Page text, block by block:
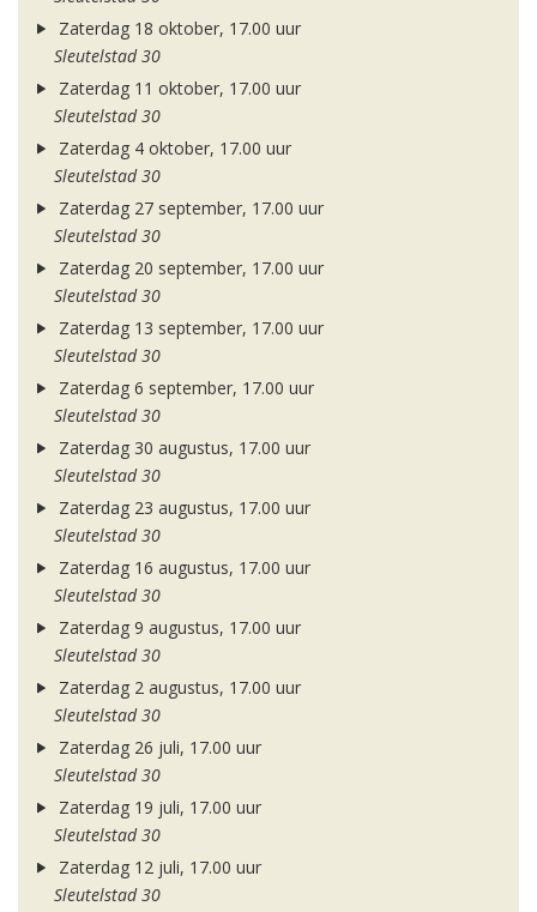
Zaterdag 18 oktober, 17.00 uur
Sleutelstad 30
Zaterdag 11 oktober, 17.00 uur
Sleutelstad 30
Zaterdag 4 oktober, 17.00 uur
Sleutelstad 30
Zaterdag 27 september, 17.00 uur
Sleutelstad 30
Zaterdag 20 september, 17.00 uur
Sleutelstad 30
Zaterdag 13 september, 17.00 uur
Sleutelstad 30
Zaterdag 6 september, 17.00 uur
Sleutelstad 30
Zaterdag 30 augustus, 17.00 uur
Sleutelstad 30
Zaterdag 23 augustus, 17.00 uur
Sleutelstad 30
Zaterdag 16 augustus, 17.00 uur
Sleutelstad 30
Zaterdag 9 augustus, 17.00 uur
Sleutelstad 30
Zaterdag 2 augustus, 17.00 uur
Sleutelstad 30
Zaterdag 26 juli, 17.00 uur
Sleutelstad 30
Zaterdag 19 juli, 17.00 uur
Sleutelstad 30
Zaterdag 12 juli, 17.00 uur
Sleutelstad 30